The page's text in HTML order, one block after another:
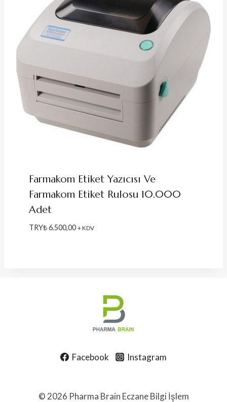
Farmakom Etiket Yazıcısı Ve
Farmakom Etiket Rulosu 10.000
Adet
TRY₺6.500,00 + KDV
Facebook Instagram
© 2026 Pharma Brain Eczane Bilgi İşlem